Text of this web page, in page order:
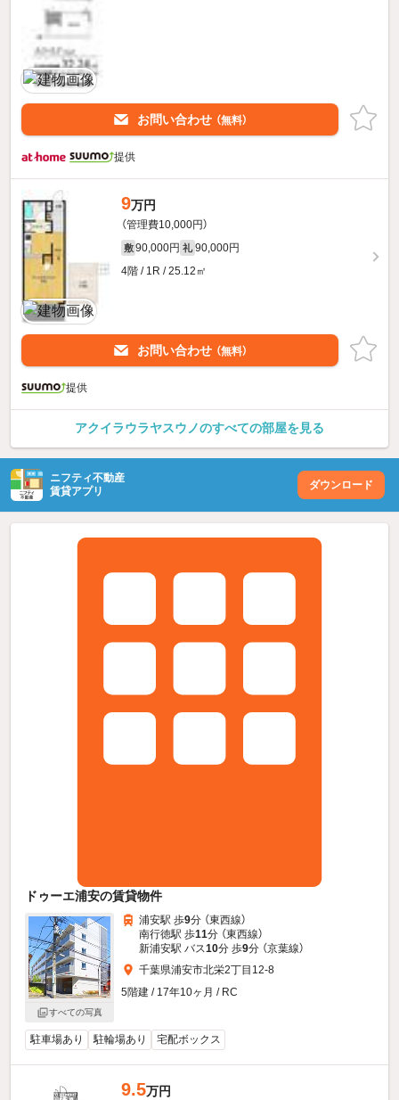
お問い合わせ （無料）
提供
9万円
（管理費10,000円）
敷 90,000円 礼 90,000円
4階 / 1R / 25.12㎡
お問い合わせ （無料）
提供
アクイラウラヤスウノのすべての部屋を見る
ニフティ不動産
賃貸アプリ
ダウンロード
ドゥーエ浦安の賃貸物件
すべての写真
浦安駅 歩9分 （東西線）
南行徳駅 歩11分 （東西線）
新浦安駅 バス10分 歩9分 （京葉線）
千葉県浦安市北栄2丁目12-8
5階建 / 17年10ヶ月 / RC
駐車場あり 駐輪場あり 宅配ボックス
9.5万円